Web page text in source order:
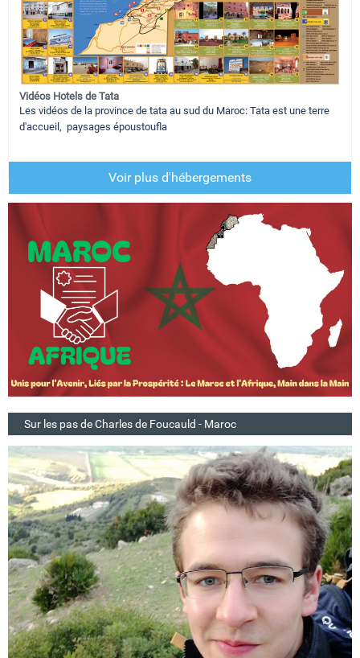
Vidéos Hotels de Tata
Les vidéos de la province de tata au sud du Maroc: Tata est une terre
d'accueil, paysages époustoufla
Voir plus d'hébergements
Sur les pas de Charles de Foucauld - Maroc